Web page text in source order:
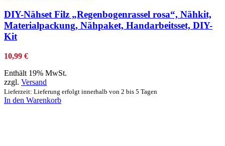
DIY-Nähset Filz „Regenbogenrassel rosa“, Nähkit,
Materialpackung, Nähpaket, Handarbeitsset, DIY-
Kit
10,99 €
Enthält 19% MwSt.
zzgl. Versand
Lieferzeit: Lieferung erfolgt innerhalb von 2 bis 5 Tagen
In den Warenkorb